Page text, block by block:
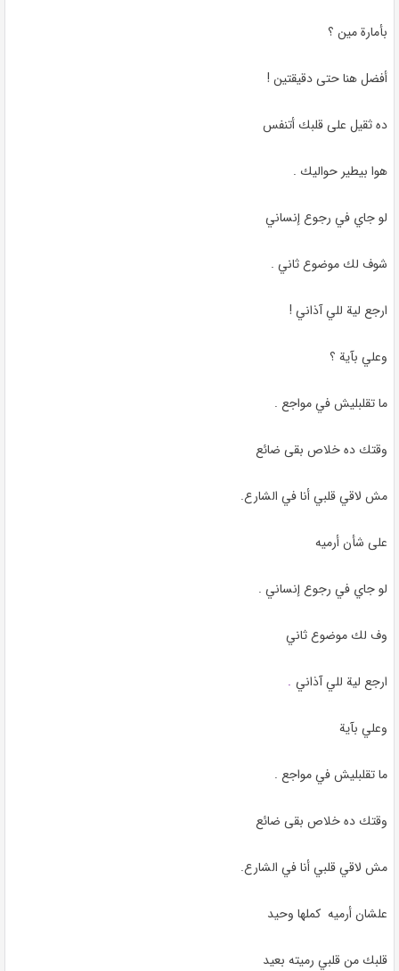
بأمارة مين ؟
أفضل هنا حتى دقيقتين !
ده ثقيل على قلبك أتنفس
هوا بيطير حواليك .
لو جاي في رجوع إنساني
شوف لك موضوع ثاني .
ارجع لية للي آذاني !
وعلي بآية ؟
ما تقلبليش في مواجع .
وقتك ده خلاص بقى ضائع
مش لاقي قلبي أنا في الشارع.
على شأن أرميه
لو جاي في رجوع إنساني .
وف لك موضوع ثاني
ارجع لية للي آذاني .
وعلي بآية
ما تقلبليش في مواجع .
وقتك ده خلاص بقى ضائع
مش لاقي قلبي أنا في الشارع.
علشان أرميه كملها وحيد
قلبك من قلبي رميته بعيد